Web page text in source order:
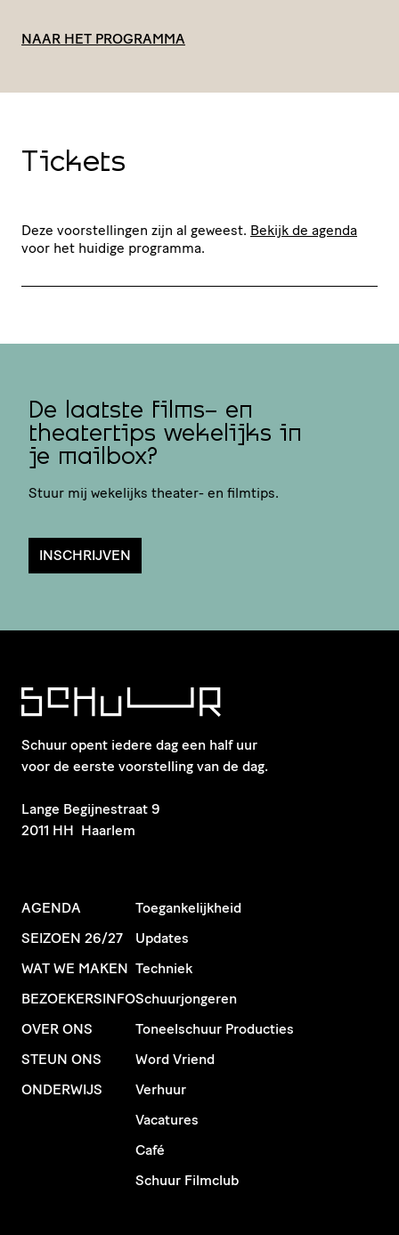
NAAR HET PROGRAMMA
Tickets
Deze voorstellingen zijn al geweest. Bekijk de agenda
voor het huidige programma.
De laatste films- en
theatertips wekelijks in
je mailbox?
Stuur mij wekelijks theater- en filmtips.
INSCHRIJVEN
Schuur opent iedere dag een half uur
voor de eerste voorstelling van de dag.
​Lange Begijnestraat 9
2011 HH Haarlem
AGENDA
SEIZOEN 26/27
WAT WE MAKEN
BEZOEKERSINFO
OVER ONS
STEUN ONS
ONDERWIJS
Toegankelijkheid
Updates
Techniek
Schuurjongeren
Toneelschuur Producties
Word Vriend
Verhuur
Vacatures
Café
Schuur Filmclub